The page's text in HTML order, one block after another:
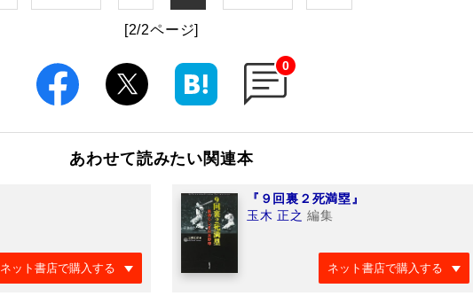
[2/2ページ]
0
あわせて読みたい関連本
ネット書店で購入する
『９回裏２死満塁』
玉木 正之 編集
ネット書店で購入する